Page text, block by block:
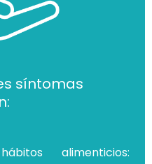
síntomas
alimenticios: